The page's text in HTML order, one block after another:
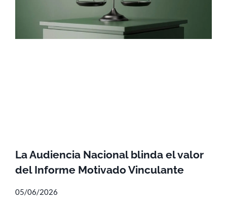
La Audiencia Nacional blinda el valor
del Informe Motivado Vinculante
05/06/2026